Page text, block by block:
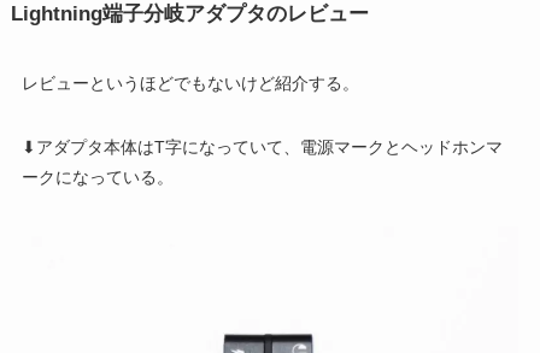
Lightning端子分岐アダプタのレビュー
レビューというほどでもないけど紹介する。
⬇アダプタ本体はT字になっていて、電源マークとヘッドホンマ
ークになっている。